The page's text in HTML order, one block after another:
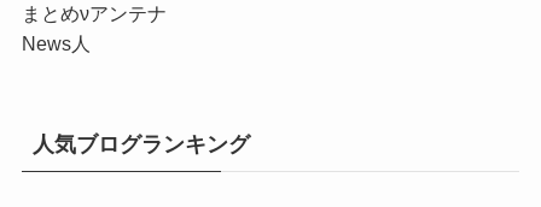
まとめνアンテナ
News人
人気ブログランキング